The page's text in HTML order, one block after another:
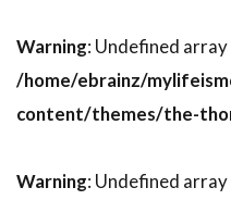
デューンエンターテイ
Warning: Undefined
/home/ebrainz/
content/themes/the-
Warning: Undefined